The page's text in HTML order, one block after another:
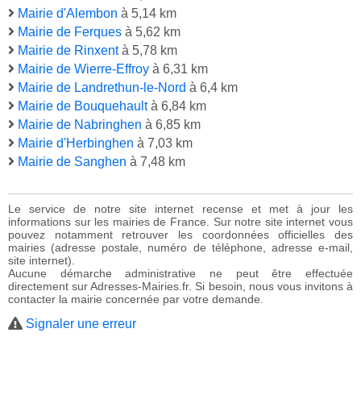
Mairie d'Alembon à 5,14 km
Mairie de Ferques à 5,62 km
Mairie de Rinxentà 5,78 km
Mairie de Wierre-Effroy à 6,31 km
Mairie de Landrethun-le-Nord à 6,4 km
Mairie de Bouquehaultà 6,84 km
Mairie de Nabringhen à 6,85 km
Mairie d'Herbinghen à 7,03 km
Mairie de Sanghen à 7,48 km
Le service de notre site internet recense et met à jour les
informations sur les mairies de France. Sur notre site internet vous
pouvez notamment retrouver les coordonnées officielles des
mairies (adresse postale, numéro de téléphone, adresse e-mail,
site internet).
Aucune démarche administrative ne peut être effectuée
directement sur Adresses-Mairies.fr. Si besoin, nous vous invitons à
contacter la mairie concernée par votre demande.
Signaler une erreur